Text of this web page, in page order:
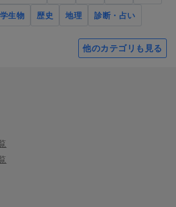
生物 歴史 地理 診断・占い
他のカテゴリも見る